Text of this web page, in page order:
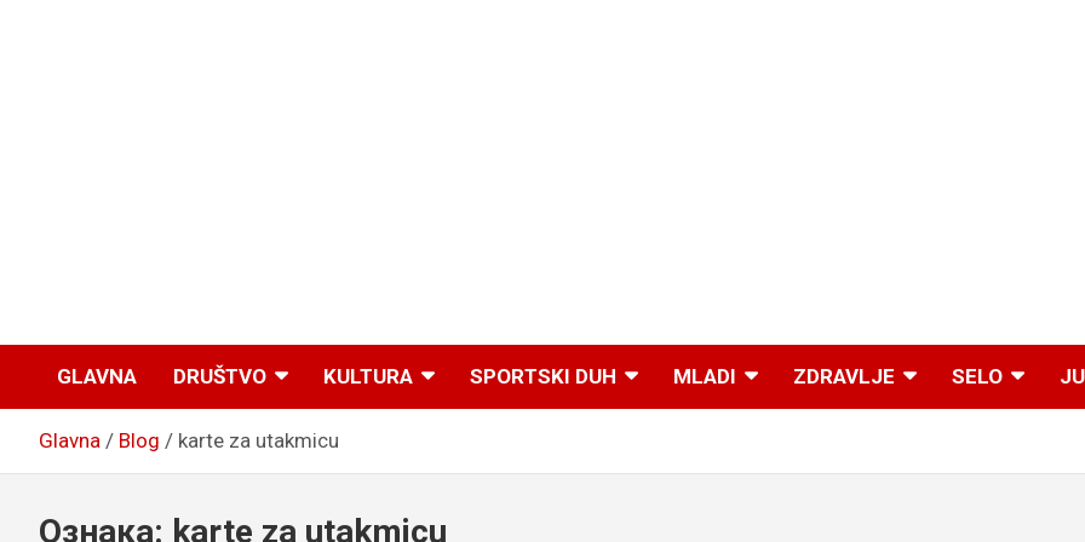
GLAVNA DRUŠTVO KULTURA SPORTSKI DUH MLADI ZDRAVLJE SELO
Glavna Blog karte za utakmicu
Ознака: karte za utakmicu